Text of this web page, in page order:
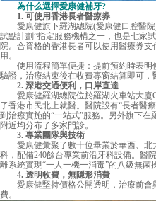
為什么選擇愛康健補牙?
1. 可使用香港長者醫療券
愛康健旗下羅湖總院(愛康健口腔醫院)
試點計劃”指定服務機構之一，也是七家
院。合資格的香港長者可以使用醫療券
用。
使用流程簡單便捷：提前預約時表明
驗證，治療結束後在收費專窗結算即可，
2. 深港交通便利，口岸直達
愛康健羅湖總院位於羅湖火車站大廈
了香港市民北上就醫。醫院設有“長者醫
到治療實施的“一站式”服務。另外旗下
附近均分布了多家門診。
3. 專業團隊與技術
愛康健彙聚了數十位畢業於華西、北
科，配備240餘台專業前沿牙科設備。醫
離系統實現“一人一機一消毒”的八級無菌
4. 透明收費，無隱形消費
愛康健堅持價格公開透明，治療前會
費。